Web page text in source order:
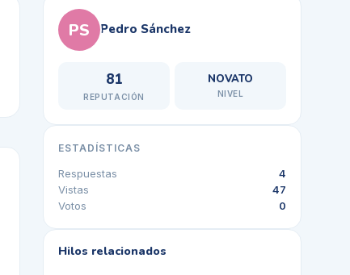
PS Pedro Sánchez
81
REPUTACIÓN
NOVATO
NIVEL
ESTADÍSTICAS
Respuestas
4
Vistas
47
Votos
0
Hilos relacionados